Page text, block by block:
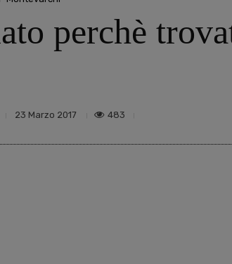
perchè
23 Marzo 2017 483